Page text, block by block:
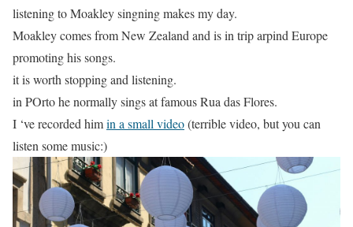
listening to Moakley singning makes my day.
Moakley comes from New Zealand and is in trip arpind Europe
promoting his songs.
it is worth stopping and listening.
in POrto he normally sings at famous Rua das Flores.
I ‘ve recorded himin a small video(terrible video, but you can
listen some music:)